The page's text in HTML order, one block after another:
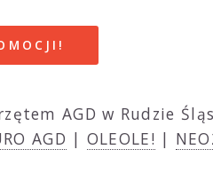
AGD w Rudzie
AGD | OLEOLE! |